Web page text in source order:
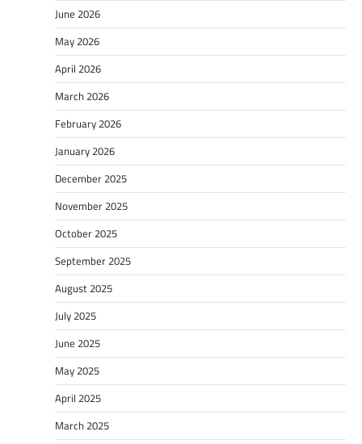
June 2026
May 2026
April 2026
March 2026
February 2026
January 2026
December 2025
November 2025
October 2025
September 2025
August 2025
July 2025
June 2025
May 2025
April 2025
March 2025